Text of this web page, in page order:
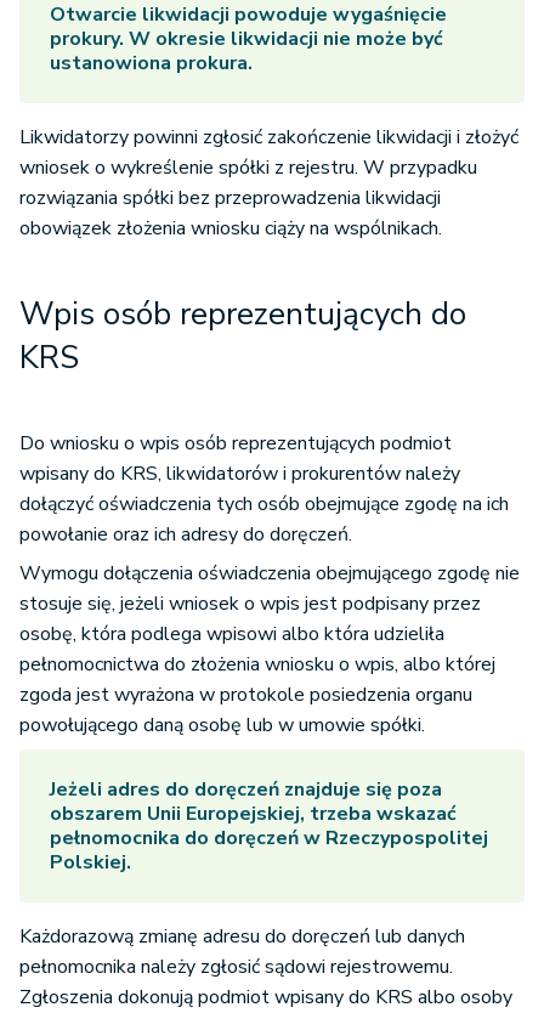
Otwarcie likwidacji powoduje wygaśnięcie
prokury. W okresie likwidacji nie może być
ustanowiona prokura.
Likwidatorzy powinni zgłosić zakończenie likwidacji i złożyć
wniosek o wykreślenie spółki z rejestru. W przypadku
rozwiązania spółki bez przeprowadzenia likwidacji
obowiązek złożenia wniosku ciąży na wspólnikach.
Wpis osób reprezentujących do
KRS
Do wniosku o wpis osób reprezentujących podmiot
wpisany do KRS, likwidatorów i prokurentów należy
dołączyć oświadczenia tych osób obejmujące zgodę na ich
powołanie oraz ich adresy do doręczeń.
Wymogu dołączenia oświadczenia obejmującego zgodę nie
stosuje się, jeżeli wniosek o wpis jest podpisany przez
osobę, która podlega wpisowi albo która udzieliła
pełnomocnictwa do złożenia wniosku o wpis, albo której
zgoda jest wyrażona w protokole posiedzenia organu
powołującego daną osobę lub w umowie spółki.
Jeżeli adres do doręczeń znajduje się poza
obszarem Unii Europejskiej, trzeba wskazać
pełnomocnika do doręczeń w Rzeczypospolitej
Polskiej.
Każdorazową zmianę adresu do doręczeń lub danych
pełnomocnika należy zgłosić sądowi rejestrowemu.
Zgłoszenia dokonują podmiot wpisany do KRS albo osoby